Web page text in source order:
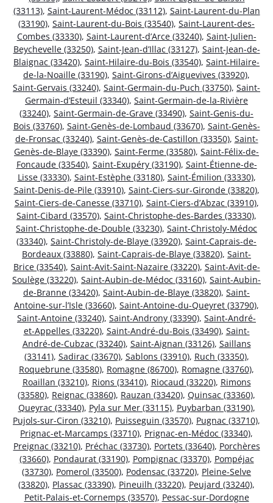
(33113), Saint-Laurent-Médoc (33112), Saint-Laurent-du-Plan
(33190), Saint-Laurent-du-Bois (33540), Saint-Laurent-des-
Combes (33330), Saint-Laurent-d’Arce (33240), Saint-Julien-
Beychevelle (33250), Saint-Jean-d’Illac (33127), Saint-Jean-de-
Blaignac (33420), Saint-Hilaire-du-Bois (33540), Saint-Hilaire-
de-la-Noaille (33190), Saint-Girons-d’Aiguevives (33920),
Saint-Gervais (33240), Saint-Germain-du-Puch (33750), Saint-
Germain-d’Esteuil (33340), Saint-Germain-de-la-Rivière
(33240), Saint-Germain-de-Grave (33490), Saint-Genis-du-
Bois (33760), Saint-Genès-de-Lombaud (33670), Saint-Genès-
de-Fronsac (33240), Saint-Genès-de-Castillon (33350), Saint-
Genès-de-Blaye (33390), Saint-Ferme (33580), Saint-Félix-de-
Foncaude (33540), Saint-Exupéry (33190), Saint-Étienne-de-
Lisse (33330), Saint-Estèphe (33180), Saint-Émilion (33330),
Saint-Denis-de-Pile (33910), Saint-Ciers-sur-Gironde (33820),
Saint-Ciers-de-Canesse (33710), Saint-Ciers-d’Abzac (33910),
Saint-Cibard (33570), Saint-Christophe-des-Bardes (33330),
Saint-Christophe-de-Double (33230), Saint-Christoly-Médoc
(33340), Saint-Christoly-de-Blaye (33920), Saint-Caprais-de-
Bordeaux (33880), Saint-Caprais-de-Blaye (33820), Saint-
Brice (33540), Saint-Avit-Saint-Nazaire (33220), Saint-Avit-de-
Soulège (33220), Saint-Aubin-de-Médoc (33160), Saint-Aubin-
de-Branne (33420), Saint-Aubin-de-Blaye (33820), Saint-
Antoine-sur-l’Isle (33660), Saint-Antoine-du-Queyret (33790),
Saint-Antoine (33240), Saint-Androny (33390), Saint-André-
et-Appelles (33220), Saint-André-du-Bois (33490), Saint-
André-de-Cubzac (33240), Saint-Aignan (33126), Saillans
(33141), Sadirac (33670), Sablons (33910), Ruch (33350),
Roquebrune (33580), Romagne (86700), Romagne (33760),
Roaillan (33210), Rions (33410), Riocaud (33220), Rimons
(33580), Reignac (33860), Rauzan (33420), Quinsac (33360),
Queyrac (33340), Pyla sur Mer (33115), Puybarban (33190),
Pujols-sur-Ciron (33210), Puisseguin (33570), Pugnac (33710),
Prignac-et-Marcamps (33710), Prignac-en-Médoc (33340),
Preignac (33210), Préchac (33730), Portets (33640), Porchères
(33660), Pondaurat (33190), Pompignac (33370), Pompéjac
(33730), Pomerol (33500), Podensac (33720), Pleine-Selve
(33820), Plassac (33390), Pineuilh (33220), Peujard (33240),
Petit-Palais-et-Cornemps (33570), Pessac-sur-Dordogne